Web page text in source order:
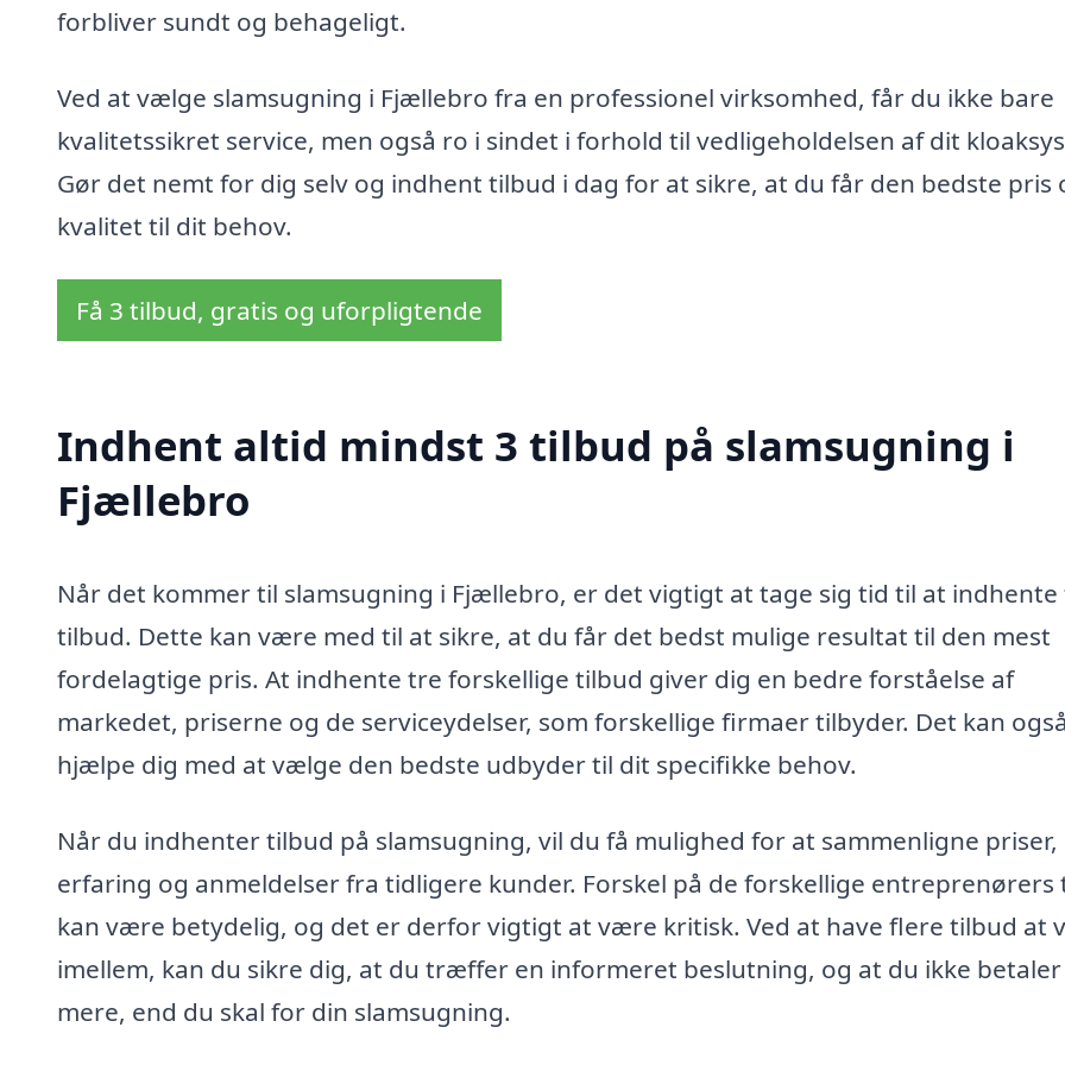
forbliver sundt og behageligt.
Ved at vælge slamsugning i Fjællebro fra en professionel virksomhed, får du ikke bare
kvalitetssikret service, men også ro i sindet i forhold til vedligeholdelsen af dit
Gør det nemt for dig selv og indhent tilbud i dag for at sikre, at du får den bedste pris
kvalitet til dit behov.
Få 3 tilbud, gratis og uforpligtende
Indhent altid mindst 3 tilbud på slamsugning i
Fjællebro
Når det kommer til slamsugning i Fjællebro, er det vigtigt at tage sig tid til at indhente
tilbud. Dette kan være med til at sikre, at du får det bedst mulige resultat til den mest
fordelagtige pris. At indhente tre forskellige tilbud giver dig en bedre forståelse af
markedet, priserne og de serviceydelser, som forskellige firmaer tilbyder. Det kan også
hjælpe dig med at vælge den bedste udbyder til dit specifikke behov.
Når du indhenter tilbud på slamsugning, vil du få mulighed for at sammenligne priser,
erfaring og anmeldelser fra tidligere kunder. Forskel på de forskellige entreprenørers
kan være betydelig, og det er derfor vigtigt at være kritisk. Ved at have flere tilbud at
imellem, kan du sikre dig, at du træffer en informeret beslutning, og at du ikke betaler
mere, end du skal for din slamsugning.